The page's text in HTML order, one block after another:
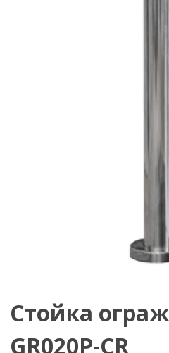
Стойка
GR020P-CR